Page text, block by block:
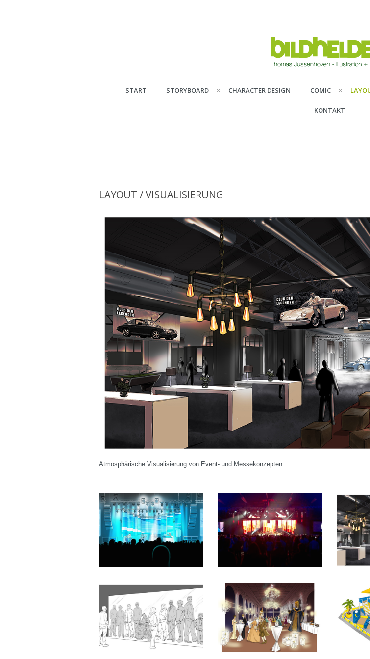
START STORYBOARD CHARACTER DESIGN COMIC
KONTAKT
LAYOUT / VISUALISIERUNG
Atmosphärische Visualisierung von Event- und Messekonzepten.